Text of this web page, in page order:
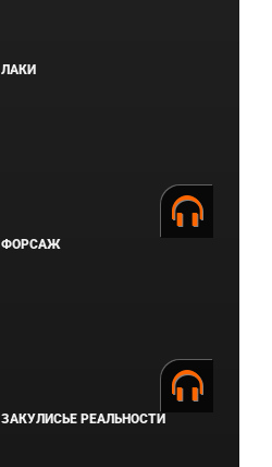
ЛАКИ
ФОРСАЖ
ЗАКУЛИСЬЕ РЕАЛЬНОСТИ